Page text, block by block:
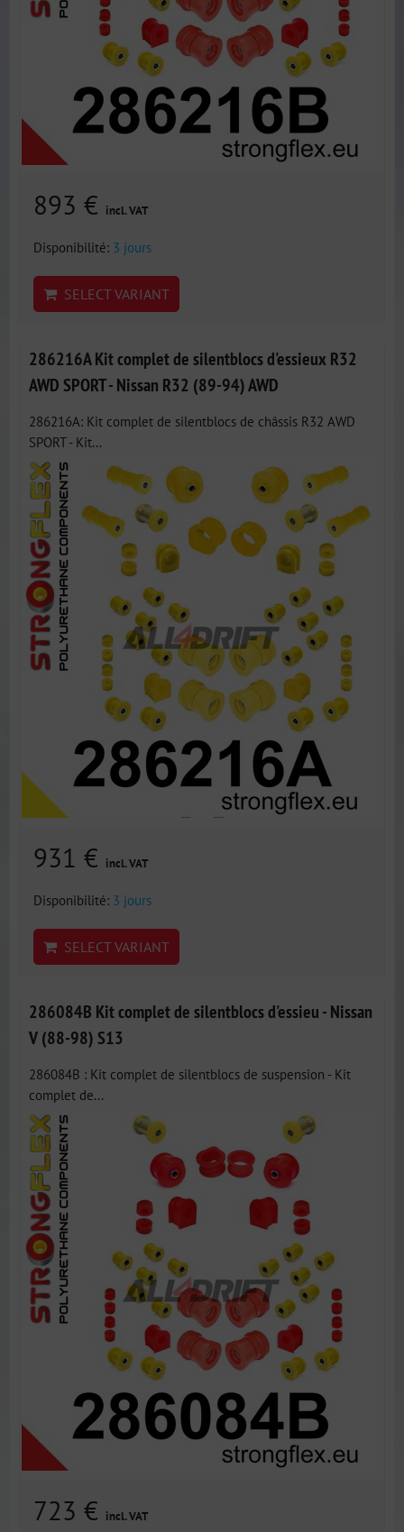
893 € incl. VAT
Disponibilité: 3 jours
SELECT VARIANT
286216A Kit complet de silentblocs d'essieux R32
AWD SPORT - Nissan R32 (89-94) AWD
286216A: Kit complet de silentblocs de châssis R32 AWD
SPORT - Kit...
931 € incl. VAT
Disponibilité: 3 jours
SELECT VARIANT
286084B Kit complet de silentblocs d'essieu - Nissan
V (88-98) S13
286084B : Kit complet de silentblocs de suspension - Kit
complet de...
723 € incl. VAT